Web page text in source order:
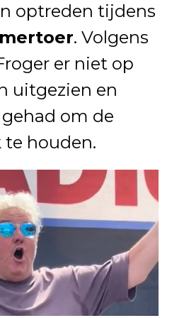
optreden tijdens
. Volgens
er niet op
uitgezien en
om de
te houden.